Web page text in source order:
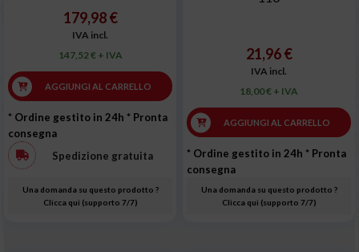
179,98 €
IVA incl.
147,52 € + IVA
AGGIUNGI AL CARRELLO
* Ordine gestito in 24h * Pronta
consegna
Spedizione gratuita
Una domanda su questo prodotto ?
Clicca qui (supporto 7/7)
21,96 €
IVA incl.
18,00 € + IVA
AGGIUNGI AL CARRELLO
* Ordine gestito in 24h * Pronta
consegna
Una domanda su questo prodotto ?
Clicca qui (supporto 7/7)